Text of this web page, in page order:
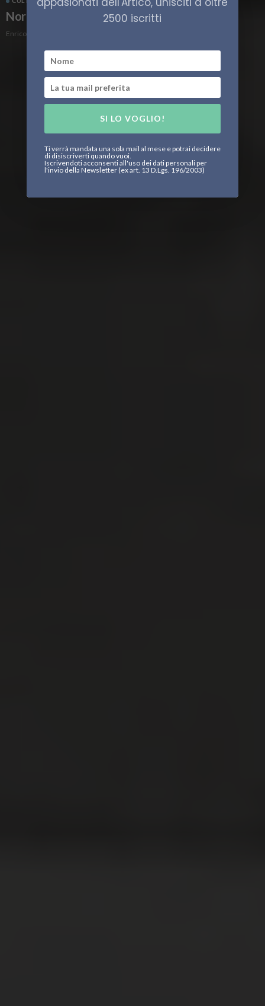
Nord. Sempre più a nord.
Enrico Peschiera
2500 iscritti
SI LO VOGLIO!
Ti verrà mandata una sola mail al mese e potrai decidere
di disiscriverti quando vuoi.
Iscrivendoti acconsenti all'uso dei dati personali per
l'invio della Newsletter (ex art. 13 D.Lgs. 196/2003)